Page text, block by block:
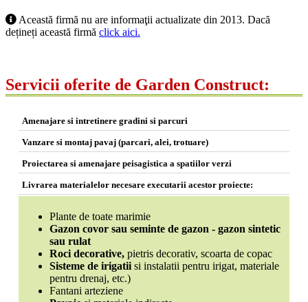
Această firmă nu are informaţii actualizate din 2013. Dacă
dețineți această firmă click aici.
Servicii oferite de Garden Construct:
Amenajare si intretinere gradini si parcuri
Vanzare si montaj pavaj (parcari, alei, trotuare)
Proiectarea si amenajare peisagistica a spatiilor verzi
Livrarea materialelor necesare executarii acestor proiecte:
Plante de toate marimie
Gazon covor sau seminte de gazon - gazon sintetic
sau rulat
Roci decorative, pietris decorativ, scoarta de copac
Sisteme de irigatiisi instalatii pentru irigat, materiale
pentru drenaj, etc.)
Fantani arteziene